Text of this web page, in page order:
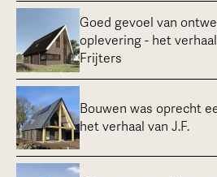
Goed gevoel van
oplevering - het
Frijters
Bouwen was oprecht
het verhaal van J.F.